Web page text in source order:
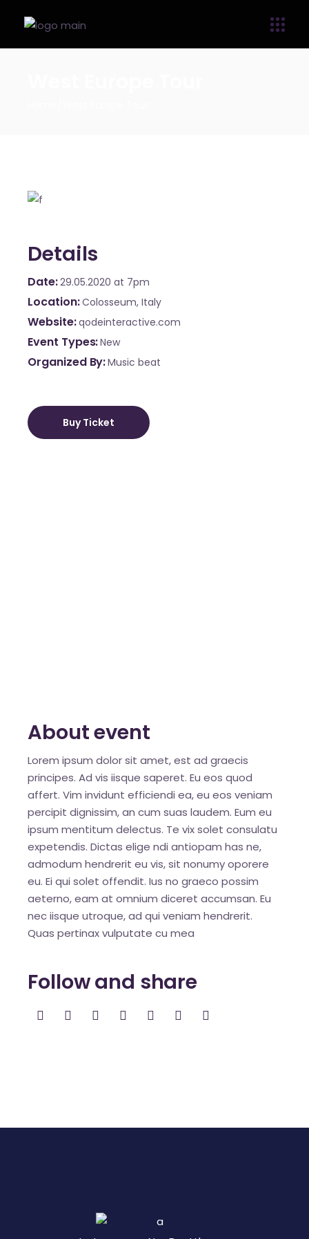
Details
Date 29.05.2020 at 7pm
Location Colosseum, Italy
Website qodeinteractive.com
Event Types New
Organized By Music beat
Buy Ticket
About event
Lorem ipsum dolor sit amet, est ad graecis
principes. Ad vis iisque saperet. Eu eos quod
affert. Vim invidunt efficiendi ea, eu eos veniam
percipit dignissim, an cum suas laudem. Eum eu
ipsum mentitum delectus. Te vix solet consulatu
expetendis. Dictas elige ndi antiopam has ne,
admodum hendrerit eu vis, sit nonumy oporere
eu. Ei qui solet offendit. Ius no graeco possim
aeterno, eam at omnium diceret accumsan. Eu
nec iisque utroque, ad qui veniam hendrerit.
Quas pertinax vulputate cu mea
Follow and share